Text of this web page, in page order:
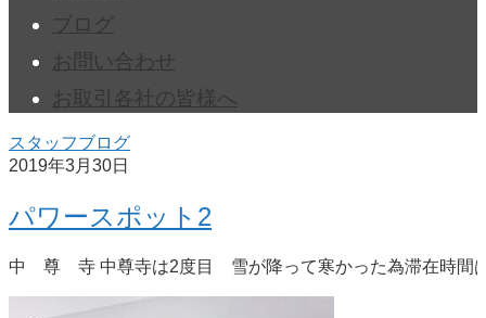
ブログ
お問い合わせ
お取引各社の皆様へ
スタッフブログ
2019年3月30日
パワースポット2
中 尊 寺 中尊寺は2度目 雪が降って寒かった為滞在時間